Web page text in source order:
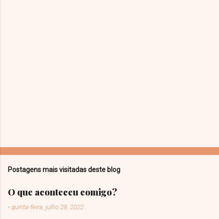
Postagens mais visitadas deste blog
O que aconteceu comigo?
-quinta-feira, julho 28, 2022